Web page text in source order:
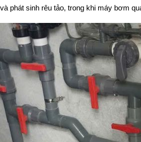
phát sinh rêu tảo, trong khi máy bơm